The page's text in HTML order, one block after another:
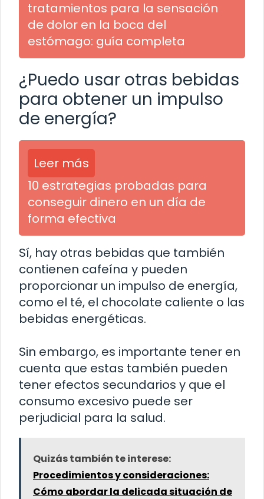
tratamientos para la sensación
de dolor en la boca del
estómago: guía completa
¿Puedo usar otras bebidas
para obtener un impulso
de energía?
Leer más
10 estrategias probadas para
conseguir dinero en un día de
forma efectiva
Sí, hay otras bebidas que también
contienen cafeína y pueden
proporcionar un impulso de energía,
como el té, el chocolate caliente o las
bebidas energéticas.
Sin embargo, es importante tener en
cuenta que estas también pueden
tener efectos secundarios y que el
consumo excesivo puede ser
perjudicial para la salud.
Quizás también te interese:
Procedimientos y consideraciones:
Cómo abordar la delicada situación de